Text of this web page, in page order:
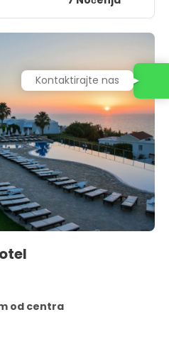
od centra
Kontaktirajte nas